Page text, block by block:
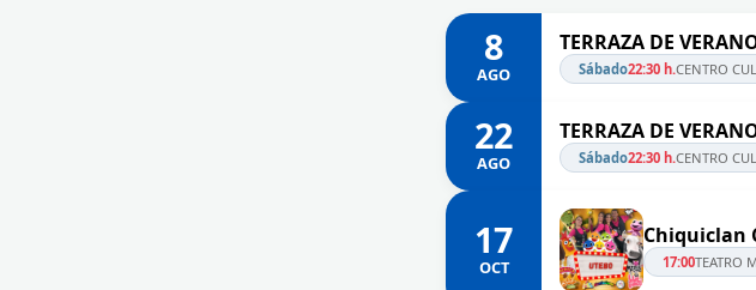
8
AGO
TERRAZA DE
Sábado22:30 h.CENTRO
22
AGO
TERRAZA DE
Sábado22:30 h.CENTRO
17
OCT
Chiquiclan
17:00TEATRO